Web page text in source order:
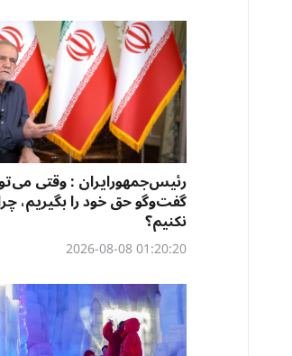
رئیس‌جمهورایران : وقتی
گفت‌وگو حق خود را بگیریم، چرا
نکنیم؟
01:20:20 2026-08-08